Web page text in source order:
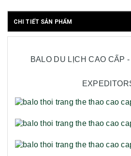
CHI TIẾT SẢN PHẨM
BALO DU LỊCH CAO CẤP